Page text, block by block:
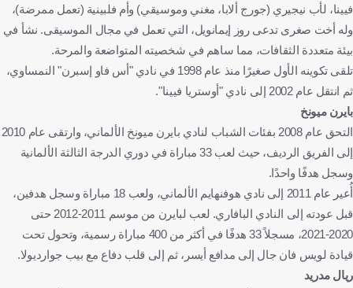
فيينا، لأب نيجيري (جورج ألابا، مغني وموسيقي) وأم فلبينية (تعمل ممرضة)،
وله أخت صغرى تدعى روز إيمانويل، التي تعمل في مجال الموسيقى. نشأ في
بيئة متعددة الثقافات، مما ساهم في شخصيته المتواضعة والمرحة.
تلقى تكوينه الأول صغيرًا منذ عام 1998 في نادي "أس فاو إسبرن" النمساوي،
ثم انتقل عام 2002 إلى نادي "أوستريا فيينا".
بايرن ميونخ
التحق عام 2008 بفئات الشباب لنادي بايرن ميونخ الألماني، وارتقى عام 2010
إلى الفريق الرديف، حيث لعب 33 مباراة في دوري الدرجة الثالثة الألمانية
وسجل هدفًا واحدًا.
أُعير عام 2011 إلى نادي هوفنهايم الألماني، ولعب 18 مباراة وسجل هدفين،
قبل عودته إلى النادي البافاري. لعب لبايرن من موسم 2011-2012 حتى
2020-2021، مسجلاً 33 هدفًا في أكثر من 400 مباراة رسمية، وتحول تحت
قيادة لويس فان جال إلى مدافع أيسر، ثم إلى قلب دفاع مع بيب جوارديولا.
ريال مدريد